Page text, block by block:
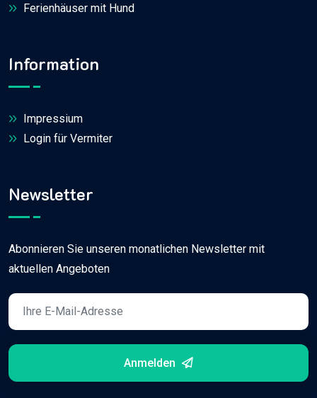
Ferienhäuser mit Hund
Information
Impressium
Login für Vermiter
Newsletter
Abonnieren Sie unseren monatlichen Newsletter mit
aktuellen Angeboten
Anmelden